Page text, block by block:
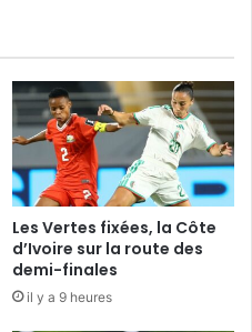
Les Vertes fixées, la Côte
d’Ivoire sur la route des
demi-finales
il y a 9 heures